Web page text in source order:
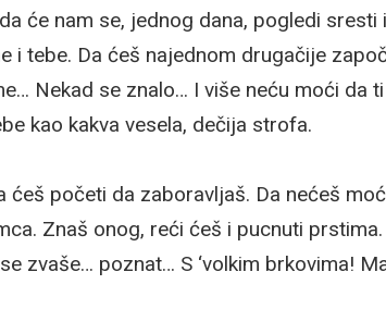
će nam se, jednog dana, pogledi
i tebe. Da ćeš najednom drugačije
Nekad se znalo… I više neću moći da
kao kakva vesela, dečija strofa.
ćeš početi da zaboravljaš. Da nećeš
Znaš onog, reći ćeš i pucnuti
zvaše… poznat… S ‘volkim brkovima!